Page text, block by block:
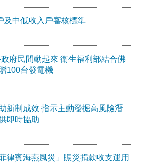
及中低收入戶審核標準
府民間動起來 衛生福利部結合佛
100台發電機
新制成效 指示主動發掘高風險潛
即時協助
律賓海燕風災」賑災捐款收支運用